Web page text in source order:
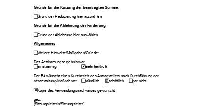
Gründe für die Kürzung der beantragten Summe:
Grund der Reduzierung hier auswählen
Gründe für die Ablehnung der Förderung:
Grund der Ablehnung hier auswählen
Allgemeines
Weitere Hinweise/Maßgaben/Gründe:
Das Abstimmungsergebnis war
einstimmig
mehrheitlich
Der BA wünscht einen Kurzbericht des Antragstellers nach Durchführung der
Veranstaltung/Maßnahme:
mündlich schriftlich gar nicht
Kopie des Verwendungsnachweises gewünscht
gez.
(Sitzungsleiterin/Sitzungsleiter)